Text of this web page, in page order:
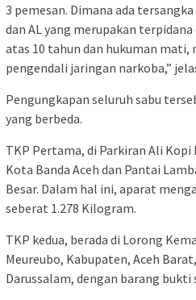
3 pemesan. Dimana ada tersangka
dan AL yang merupakan
atas 10 tahun dan hukuman mati,
pengendali jaringan narkoba,”
Pengungkapan seluruh sabu
yang berbeda.
TKP Pertama, di Parkiran Ali Kopi
Kota Banda Aceh dan Pantai
Besar. Dalam hal ini, aparat
seberat 1.278 Kilogram.
TKP kedua, berada di Lorong
Meureubo, Kabupaten, Aceh
Darussalam, dengan barang bukti